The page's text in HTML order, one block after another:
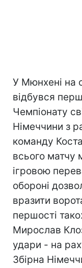
У Мюнхені на
відбувся
Чемпіонату
Німеччини з
команду
всього матчу
ігровою
обороні
вразити
першості
Мирослав
удари - на
Збірна